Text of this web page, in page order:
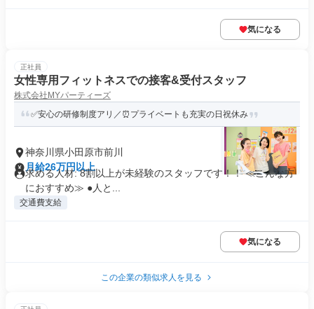
気になる
正社員
女性専用フィットネスでの接客&受付スタッフ
株式会社MYパーティーズ
✅安心の研修制度アリ／⏰プライベートも充実の日祝休み
神奈川県小田原市前川
月給26万円以上
求める人材: 8割以上が未経験のスタッフです！！ ≪こんな方
におすすめ≫ ●人と...
交通費支給
気になる
この企業の類似求人を見る